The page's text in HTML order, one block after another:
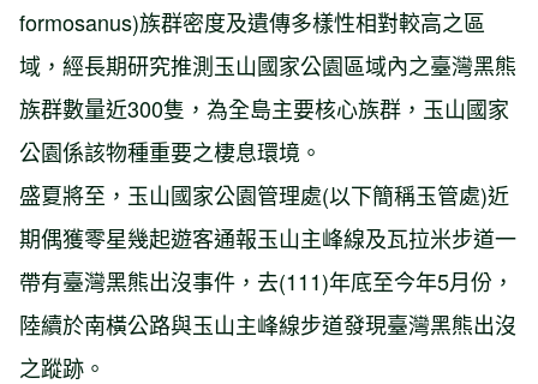
formosanus)族群密度及遺傳多樣性相對較高之區
域，經長期研究推測玉山國家公園區域內之臺灣黑熊
族群數量近300隻，為全島主要核心族群，玉山國家
公園係該物種重要之棲息環境。
盛夏將至，玉山國家公園管理處(以下簡稱玉管處)近
期偶獲零星幾起遊客通報玉山主峰線及瓦拉米步道一
帶有臺灣黑熊出沒事件，去(111)年底至今年5月份，
陸續於南橫公路與玉山主峰線步道發現臺灣黑熊出沒
之蹤跡。